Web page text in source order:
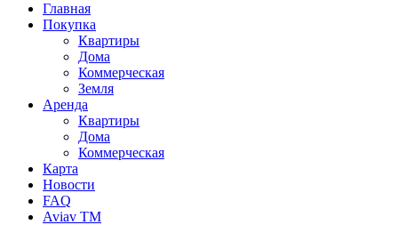
Главная
Покупка
Квартиры
Дома
Коммерческая
Земля
Аренда
Квартиры
Дома
Коммерческая
Карта
Новости
FAQ
Aviav TM